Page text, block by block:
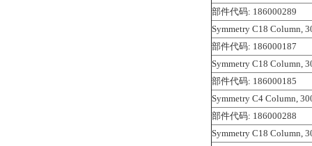
部件代码: 186000289
Symmetry C18 Column,
部件代码: 186000187
Symmetry C18 Column,
部件代码: 186000185
Symmetry C4 Column,
部件代码: 186000288
Symmetry C18 Column,